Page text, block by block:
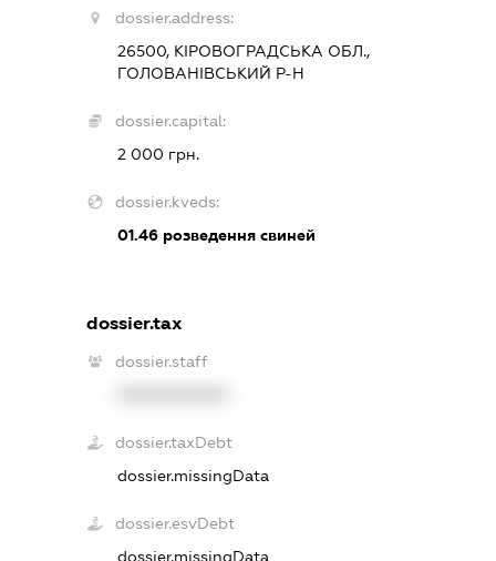
dossier.address:
26500, КІРОВОГРАДСЬКА ОБЛ.,
ГОЛОВАНІВСЬКИЙ Р-Н
dossier.capital:
2 000 грн.
dossier.kveds:
01.46 розведення свиней
dossier.tax
dossier.staff
dossier.taxDebt
dossier.missingData
dossier.esvDebt
dossier.missingData